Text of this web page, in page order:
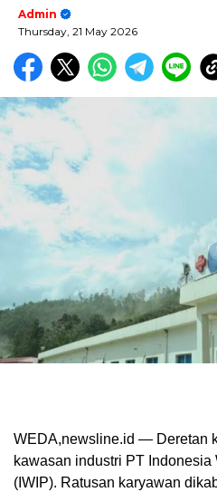
Admin
Thursday, 21 May 2026
WEDA,newsline.id — Deretan
kawasan industri PT
(IWIP). Ratusan karyawan